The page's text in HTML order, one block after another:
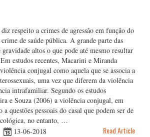
respeito a crimes de agressão em função do
de saúde pública. A grande parte das
gravidade altos o que pode até mesmo resultar
estudos recentes, Macarini e Miranda
conjugal como aquela que se associa a
uma vez que diferem da violência
intrafamiliar. Segundo os estudos
e Souza (2006) a violência conjugal, em
questões pessoais do casal que podem ser de
no entanto, …
13-06-2018 Read Article